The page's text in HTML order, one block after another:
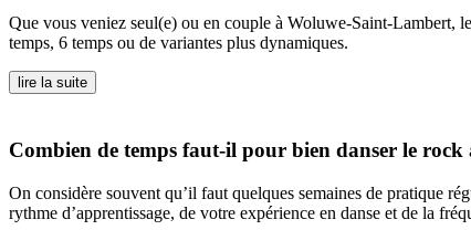
Que vous veniez seul(e) ou en couple à Woluwe-Saint-Lambert,
temps, 6 temps ou de variantes plus dynamiques.
lire la suite
Combien de temps faut-il pour bien danser le
On considère souvent qu’il faut quelques semaines de pratique
rythme d’apprentissage, de votre expérience en danse et de la